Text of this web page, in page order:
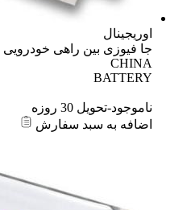
اوریجینال
جا فیوزی بین راهی خودرویی
CHINA
BATTERY
ناموجود-تحویل 30 روزه
اضافه به سبد سفارش